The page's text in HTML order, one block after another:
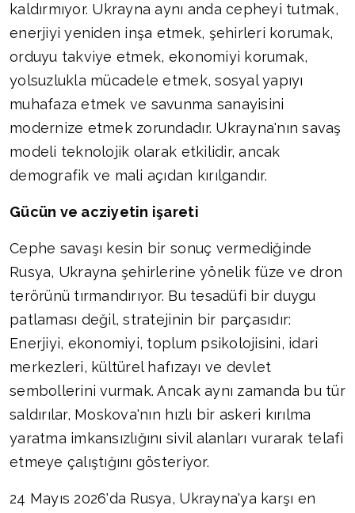
kaldırmıyor. Ukrayna aynı anda cepheyi tutmak,
enerjiyi yeniden inşa etmek, şehirleri korumak,
orduyu takviye etmek, ekonomiyi korumak,
yolsuzlukla mücadele etmek, sosyal yapıyı
muhafaza etmek ve savunma sanayisini
modernize etmek zorundadır. Ukrayna'nın savaş
modeli teknolojik olarak etkilidir, ancak
demografik ve mali açıdan kırılgandır.
Gücün ve acziyetin işareti
Cephe savaşı kesin bir sonuç vermediğinde
Rusya, Ukrayna şehirlerine yönelik füze ve dron
terörünü tırmandırıyor. Bu tesadüfi bir duygu
patlaması değil, stratejinin bir parçasıdır:
Enerjiyi, ekonomiyi, toplum psikolojisini, idari
merkezleri, kültürel hafızayı ve devlet
sembollerini vurmak. Ancak aynı zamanda bu tür
saldırılar, Moskova'nın hızlı bir askeri kırılma
yaratma imkansızlığını sivil alanları vurarak telafi
etmeye çalıştığını gösteriyor.
24 Mayıs 2026'da Rusya, Ukrayna'ya karşı en